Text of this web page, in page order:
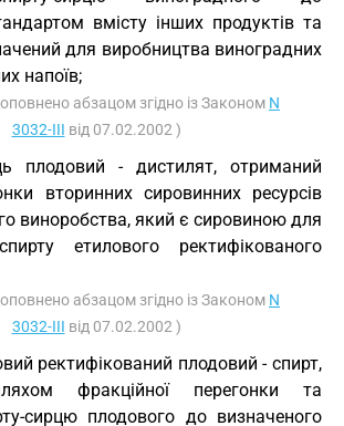
вмісту інших продуктів та
для виробництва виноградних
напоїв;
абзацом згідно із Законом N
3032-III від 07.02.2002 )
плодовий - дистилят, отриманий
вторинних сировинних ресурсів
виноробства, який є сировиною для
етилового ректифікованого
абзацом згідно із Законом N
3032-III від 07.02.2002 )
ректифікований плодовий - спирт,
фракційної перегонки та
сирцю плодового до визначеного